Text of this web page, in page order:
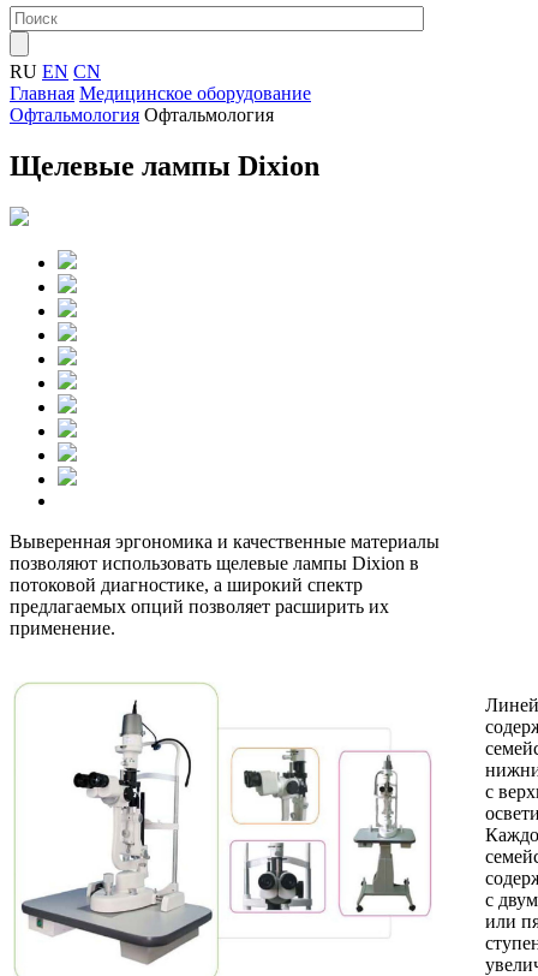
RU EN CN
Главная Медицинское оборудование
Офтальмология Офтальмология
Щелевые лампы Dixion
Выверенная эргономика и качественные материалы
позволяют использовать щелевые лампы Dixion в
потоковой диагностике, а широкий спектр
предлагаемых опций позволяет расширить их
применение.
с
с
или